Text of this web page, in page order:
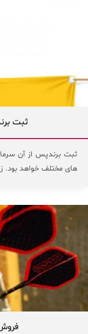
ثبت
ثبت برندپس از آن
های مختلف خواهد بود.